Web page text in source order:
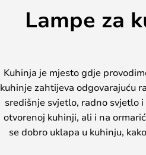
Lampe za
Kuhinja je mjesto gdje
kuhinje zahtijeva odgovarajuću
središnje svjetlo, radno svjetlo
otvorenoj kuhinji, ali i na
se dobro uklapa u kuhinju,